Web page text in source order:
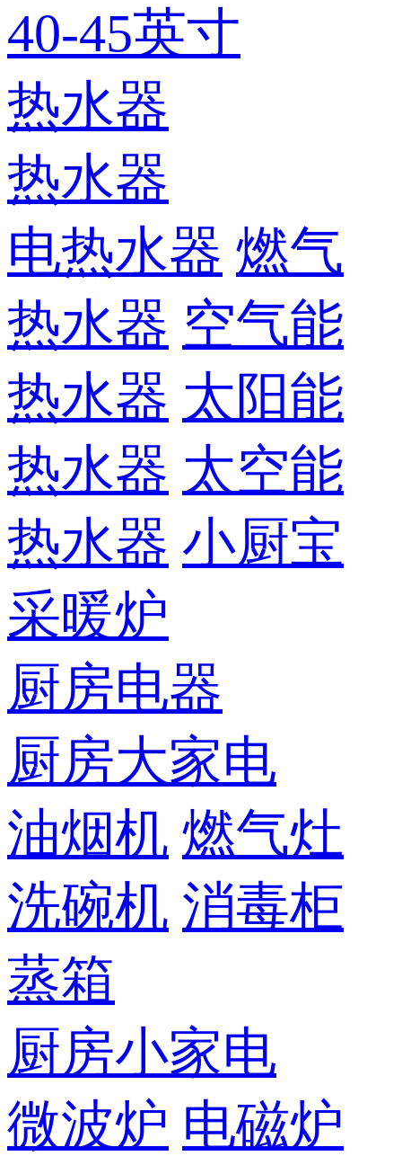
40-45英寸
热水器
热水器
电热水器 燃气
热水器 空气能
热水器 太阳能
热水器 太空能
热水器 小厨宝
采暖炉
厨房电器
厨房大家电
油烟机 燃气灶
洗碗机 消毒柜
蒸箱
厨房小家电
微波炉 电磁炉